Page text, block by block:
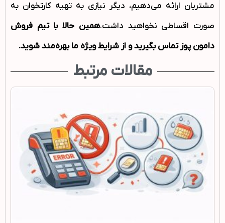
مشتریان ارائه می‌دهیم، دیگر نیازی به تهیه کارتخوان به
صورت اقساطی نخواهید داشت.همین حالا با تیم فروش
دامون پوز تماس بگیرید و از شرایط ویژه ما بهره‌مند شوید.
مقالات مرتبط